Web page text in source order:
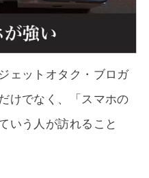
ェットオタク・ブロガ
けでなく、「スマホの
いう人が訪れること